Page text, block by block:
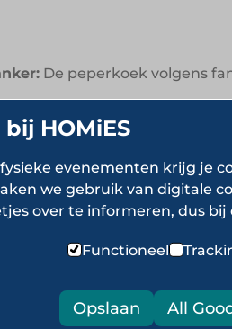
De peperkoek volgens
brood” laat zien hoe
Lokale herkenbaarheid blijft
ontstaat niet alleen
gastheerschap en
HOMiES
evenementen krijg je
we gebruik van digitale
over te informeren, dus
Functioneel
Opslaan All